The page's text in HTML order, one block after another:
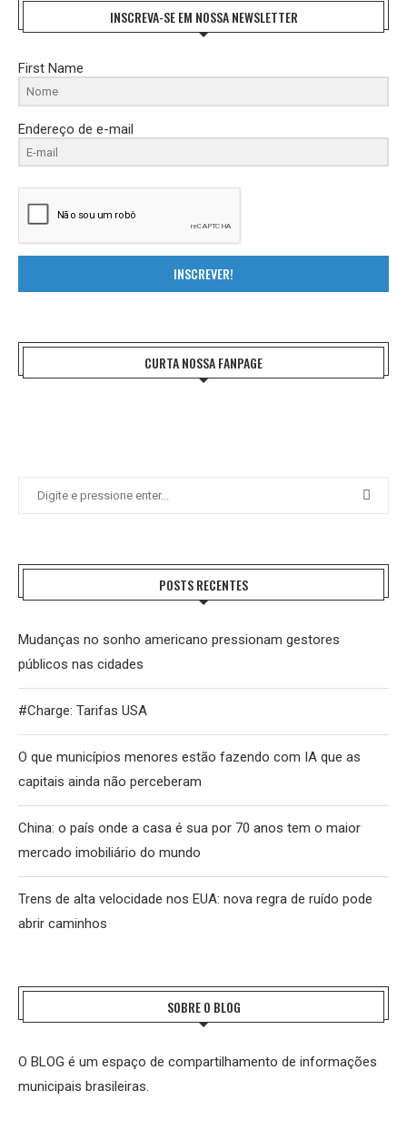
INSCREVA-SE EM NOSSA NEWSLETTER
First Name
Endereço de e-mail
INSCREVER!
CURTA NOSSA FANPAGE
POSTS RECENTES
Mudanças no sonho americano pressionam gestores
públicos nas cidades
#Charge: Tarifas USA
O que municípios menores estão fazendo com IA que as
capitais ainda não perceberam
China: o país onde a casa é sua por 70 anos tem o maior
mercado imobiliário do mundo
Trens de alta velocidade nos EUA: nova regra de ruído pode
abrir caminhos
SOBRE O BLOG
O BLOG é um espaço de compartilhamento de informações
municipais brasileiras.